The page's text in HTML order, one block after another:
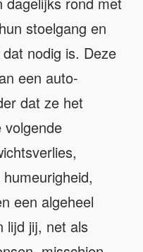
stoelgang en
nodig is. Deze
een auto-
dat ze het
volgende
een algeheel
lijd jij, net als